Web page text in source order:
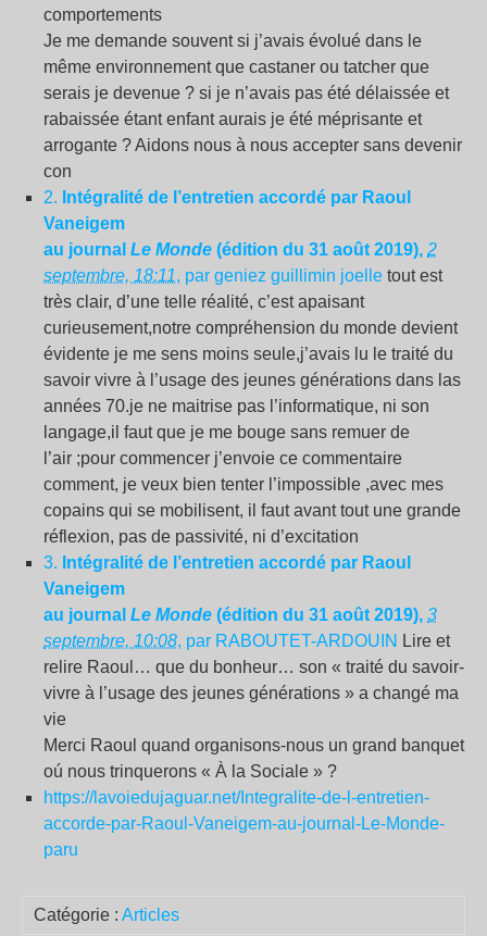
comportements
Je me demande souvent si j’avais évolué dans le
même environnement que castaner ou tatcher que
serais je devenue ? si je n’avais pas été délaissée et
rabaissée étant enfant aurais je été méprisante et
arrogante ? Aidons nous à nous accepter sans devenir
con
2. Intégralité de l’entretien accordé par Raoul
Vaneigem
au journal Le Monde (édition du 31 août 2019), 2
septembre, 18:11, par geniez guillimin joelle tout est
très clair, d’une telle réalité, c’est apaisant
curieusement,notre compréhension du monde devient
évidente je me sens moins seule,j’avais lu le traité du
savoir vivre à l’usage des jeunes générations dans las
années 70.je ne maitrise pas l’informatique, ni son
langage,il faut que je me bouge sans remuer de
l’air ;pour commencer j’envoie ce commentaire
comment, je veux bien tenter l’impossible ,avec mes
copains qui se mobilisent, il faut avant tout une grande
réflexion, pas de passivité, ni d’excitation
3. Intégralité de l’entretien accordé par Raoul
Vaneigem
au journal Le Monde (édition du 31 août 2019), 3
septembre, 10:08, par RABOUTET-ARDOUIN Lire et
relire Raoul… que du bonheur… son « traité du savoir-
vivre à l’usage des jeunes générations » a changé ma
vie
Merci Raoul quand organisons-nous un grand banquet
oú nous trinquerons « À la Sociale » ?
https://lavoiedujaguar.net/Integralite-de-l-entretien-
accorde-par-Raoul-Vaneigem-au-journal-Le-Monde-
paru
Catégorie : Articles